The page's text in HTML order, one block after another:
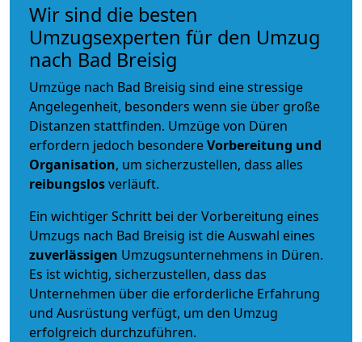
Wir sind die besten
Umzugsexperten für den Umzug
nach Bad Breisig
Umzüge nach Bad Breisig sind eine stressige
Angelegenheit, besonders wenn sie über große
Distanzen stattfinden. Umzüge von Düren
erfordern jedoch besondereVorbereitung und
Organisation, um sicherzustellen, dass alles
reibungslosverläuft.
Ein wichtiger Schritt bei der Vorbereitung eines
Umzugs nach Bad Breisig ist die Auswahl eines
zuverlässigen Umzugsunternehmens in Düren.
Es ist wichtig, sicherzustellen, dass das
Unternehmen über die erforderliche Erfahrung
und Ausrüstung verfügt, um den Umzug
erfolgreich durchzuführen.